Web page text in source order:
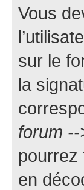
Vous
sur le
la
forum
pourrez
en